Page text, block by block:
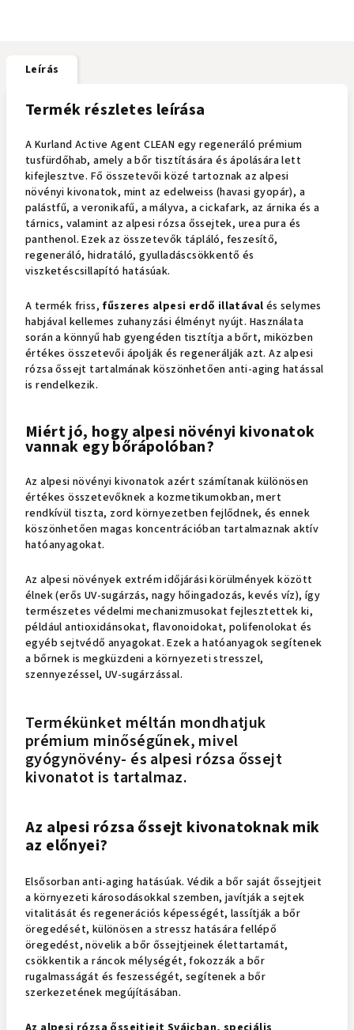
Leírás
Termék részletes leírása
A Kurland Active Agent CLEAN egy regeneráló prémium
tusfürdőhab, amely a bőr tisztítására és ápolására lett
kifejlesztve. Fő összetevői közé tartoznak az alpesi
növényi kivonatok, mint az edelweiss (havasi gyopár), a
palástfű, a veronikafű, a mályva, a cickafark, az árnika és a
tárnics, valamint az alpesi rózsa őssejtek, urea pura és
panthenol. Ezek az összetevők tápláló, feszesítő,
regeneráló, hidratáló, gyulladáscsökkentő és
viszketéscsillapító hatásúak. ​
A termék friss, fűszeres alpesi erdő illatával és selymes
habjával kellemes zuhanyzási élményt nyújt. Használata
során a könnyű hab gyengéden tisztítja a bőrt, miközben
értékes összetevői ápolják és regenerálják azt. Az alpesi
rózsa őssejt tartalmának köszönhetően anti-aging hatással
is rendelkezik.
Miért jó, hogy alpesi növényi kivonatok
vannak egy bőrápolóban?
Az alpesi növényi kivonatok azért számítanak különösen
értékes összetevőknek a kozmetikumokban, mert
rendkívül tiszta, zord környezetben fejlődnek, és ennek
köszönhetően magas koncentrációban tartalmaznak aktív
hatóanyagokat.
Az alpesi növények extrém időjárási körülmények között
élnek (erős UV-sugárzás, nagy hőingadozás, kevés víz), így
természetes védelmi mechanizmusokat fejlesztettek ki,
például antioxidánsokat, flavonoidokat, polifenolokat és
egyéb sejtvédő anyagokat. Ezek a hatóanyagok segítenek
a bőrnek is megküzdeni a környezeti stresszel,
szennyezéssel, UV-sugárzással.
Termékünket méltán mondhatjuk
prémium minőségűnek, mivel
gyógynövény- és alpesi rózsa őssejt
kivonatot is tartalmaz.
Az alpesi rózsa őssejt kivonatoknak mik
az előnyei?
Elsősorban anti-aging hatásúak. Védik a bőr saját őssejtjeit
a környezeti károsodásokkal szemben, javítják a sejtek
vitalitását és regenerációs képességét, lassítják a bőr
öregedését, különösen a stressz hatására fellépő
öregedést, növelik a bőr őssejtjeinek élettartamát,
csökkentik a ráncok mélységét, fokozzák a bőr
rugalmasságát és feszességét, segítenek a bőr
szerkezetének megújításában.